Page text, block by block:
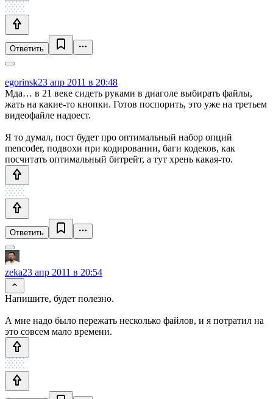
Ответить
egorinsk23 апр 2011 в 20:48
Мда… в 21 веке сидеть руками в диаголе выбирать файлы,
жать на какие-то кнопки. Готов поспорить, это уже на третьем
видеофайле надоест.
Я то думал, пост будет про оптимальный набор опций
mencoder, подвохи при кодировании, баги кодеков, как
посчитать оптимальный битрейт, а тут хрень какая-то.
Ответить
zeka23 апр 2011 в 20:54
Напишите, будет полезно.
А мне надо было пережать несколько файлов, и я потратил на
это совсем мало времени.